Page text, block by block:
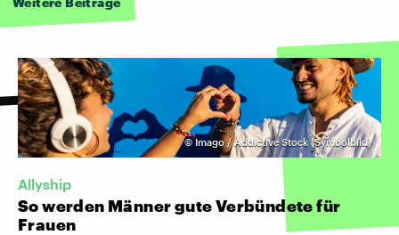
©Imago / Addictive Stock (Symbolbild)
Allyship
So werden Männer gute Verbündete für
Frauen